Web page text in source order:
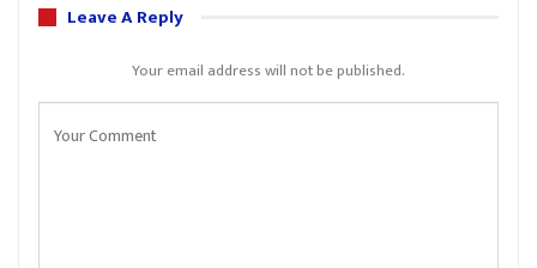
Leave A Reply
Your email address will not be published.